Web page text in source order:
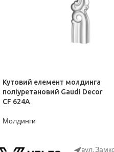
Кутовий елемент молдинга
поліуретановий Gaudi Decor
CF 624A
Молдинги